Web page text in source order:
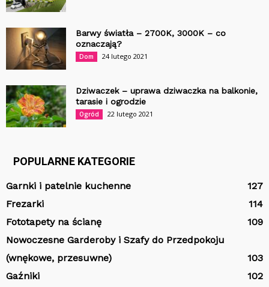
Barwy światła – 2700K, 3000K – co
oznaczają?
Dom 24 lutego 2021
Dziwaczek – uprawa dziwaczka na balkonie,
tarasie i ogrodzie
Ogród 22 lutego 2021
POPULARNE KATEGORIE
Garnki i patelnie kuchenne
127
Frezarki
114
Fototapety na ścianę
109
Nowoczesne Garderoby i Szafy do Przedpokoju
(wnękowe, przesuwne)
103
Gaźniki
102